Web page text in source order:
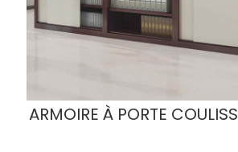
ARMOIRE À PORTE